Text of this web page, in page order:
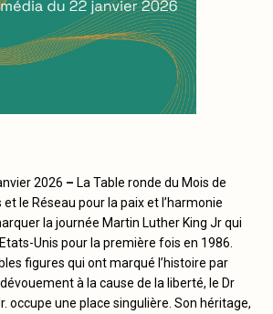
2026 – La Table ronde du Mois de
et le Réseau pour la paix et l’harmonie
la journée Martin Luther King Jr qui
Unis pour la première fois en 1986.
figures qui ont marqué l’histoire par
à la cause de la liberté, le Dr
occupe une place singulière. Son héritage,